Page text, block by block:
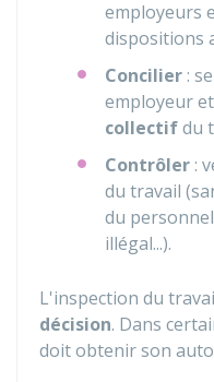
employeurs
dispositions
Concilier :
employeur
collectifdu
Contrôler :
du travail
du
illégal...).
L'inspection du
décision. Dans
doit obtenir son